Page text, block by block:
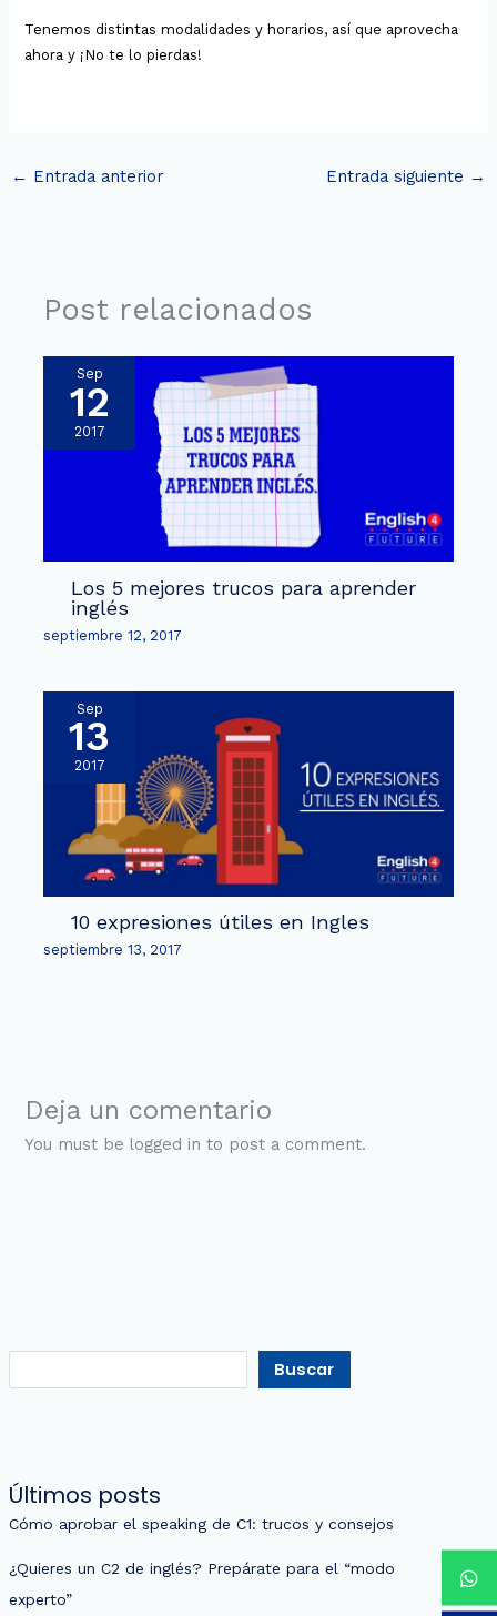
Tenemos distintas modalidades y horarios, así que aprovecha
ahora y ¡No te lo pierdas!
← Entrada anterior Entrada siguiente →
Post relacionados
Sep
12
2017
Los 5 mejores trucos para aprender
inglés
septiembre 12, 2017
Sep
13
2017
10 expresiones útiles en Ingles
septiembre 13, 2017
Deja un comentario
You must be logged in to post a comment.
Buscar
Últimos posts
Cómo aprobar el speaking de C1: trucos y consejos
¿Quieres un C2 de inglés? Prepárate para el “modo
experto”